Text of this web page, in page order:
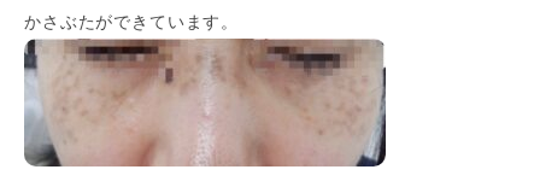
かさぶたができています。